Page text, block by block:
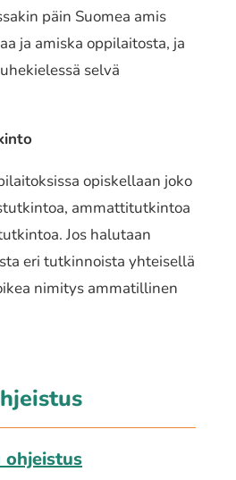
päin Suomea amis
ja amiska oppi­lai­tos­ta, ja
selvä
opis­kel­laan joko
ammat­ti­tut­kin­toa
Jos halu­taan
eri tutkin­nois­ta yhtei­sel­lä
nimitys amma­til­li­nen
ohjeistus